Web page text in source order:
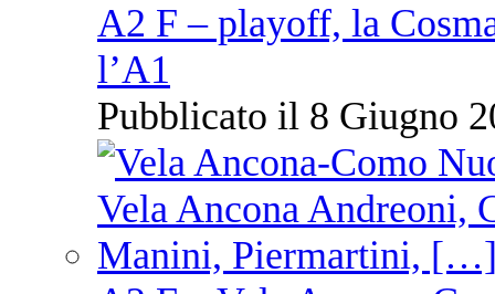
A2 F – playoff, la
l’A1
Pubblicato il 8 Giugno